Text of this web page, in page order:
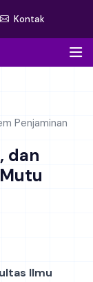
Kontak
Penjaminan
dan
Ilmu